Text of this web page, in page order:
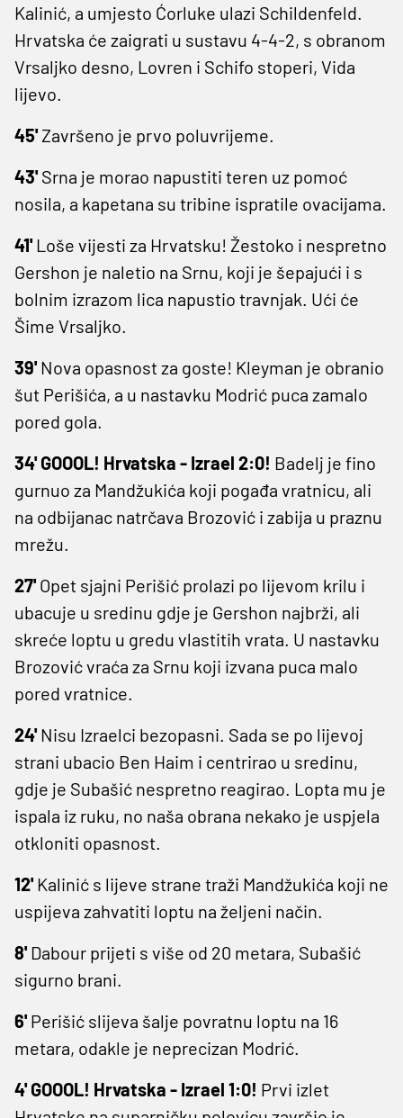
Kalinić, a umjesto Ćorluke ulazi Schildenfeld.
Hrvatska će zaigrati u sustavu 4-4-2, s obranom
Vrsaljko desno, Lovren i Schifo stoperi, Vida
lijevo.
45' Završeno je prvo poluvrijeme.
43' Srna je morao napustiti teren uz pomoć
nosila, a kapetana su tribine ispratile ovacijama.
41' Loše vijesti za Hrvatsku! Žestoko i nespretno
Gershon je naletio na Srnu, koji je šepajući i s
bolnim izrazom lica napustio travnjak. Ući će
Šime Vrsaljko.
39' Nova opasnost za goste! Kleyman je obranio
šut Perišića, a u nastavku Modrić puca zamalo
pored gola.
34' GOOOL! Hrvatska - Izrael 2:0! Badelj je fino
gurnuo za Mandžukića koji pogađa vratnicu, ali
na odbijanac natrčava Brozović i zabija u praznu
mrežu.
27' Opet sjajni Perišić prolazi po lijevom krilu i
ubacuje u sredinu gdje je Gershon najbrži, ali
skreće loptu u gredu vlastitih vrata. U nastavku
Brozović vraća za Srnu koji izvana puca malo
pored vratnice.
24' Nisu Izraelci bezopasni. Sada se po lijevoj
strani ubacio Ben Haim i centrirao u sredinu,
gdje je Subašić nespretno reagirao. Lopta mu je
ispala iz ruku, no naša obrana nekako je uspjela
otkloniti opasnost.
12' Kalinić s lijeve strane traži Mandžukića koji ne
uspijeva zahvatiti loptu na željeni način.
8' Dabour prijeti s više od 20 metara, Subašić
sigurno brani.
6' Perišić slijeva šalje povratnu loptu na 16
metara, odakle je neprecizan Modrić.
4' GOOOL! Hrvatska - Izrael 1:0! Prvi izlet